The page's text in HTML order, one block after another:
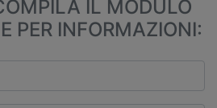
IL MODULO
PER INFORMAZIONI: